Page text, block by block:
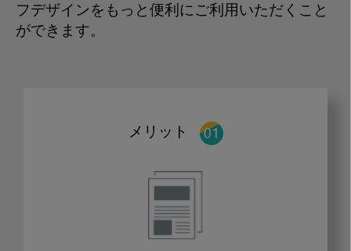
フデザインをもっと便利にご利用いただくこと
ができます。
メリット